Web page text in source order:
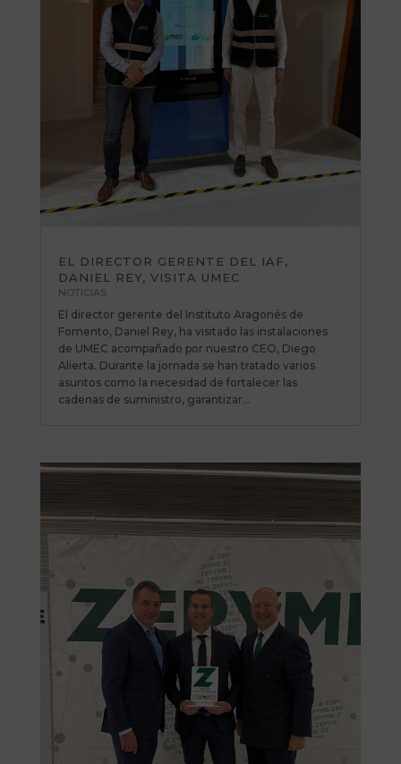
EL DIRECTOR GERENTE DEL IAF,
DANIEL REY, VISITA UMEC
NOTICIAS
El director gerente del Instituto Aragonés de
Fomento, Daniel Rey, ha visitado las instalaciones
de UMEC acompañado por nuestro CEO, Diego
Alierta. Durante la jornada se han tratado varios
asuntos como la necesidad de fortalecer las
cadenas de suministro, garantizar...